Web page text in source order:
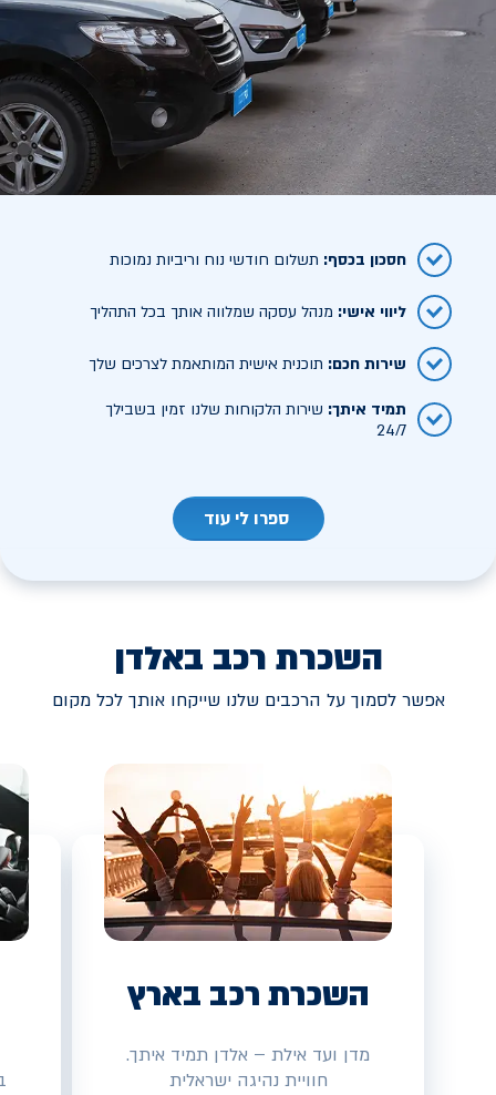
חסכון בכסף: תשלום חודשי נוח וריביות נמוכות
ליווי אישי: מנהל עסקה שמלווה אותך בכל התהליך
שירות חכם: תוכנית אישית המותאמת לצרכים שלך
תמיד איתך: שירות הלקוחות שלנו זמין בשבילך
24/7
ספרו לי עוד
השכרת רכב באלדן
אפשר לסמוך על הרכבים שלנו שייקחו אותך לכל מקום
השכרת רכב בארץ
מדן ועד אילת – אלדן תמיד איתך.
חוויית נהיגה ישראלית